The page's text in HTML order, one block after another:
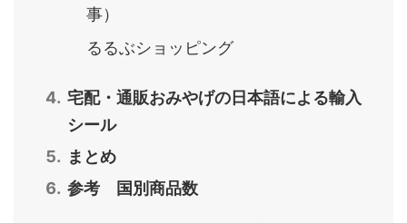
事）
るるぶショッピング
宅配・通販おみやげの日本語による輸入
シール
まとめ
参考 国別商品数